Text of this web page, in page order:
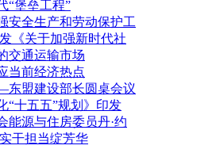
“堡垒工程”
安全生产和劳动保护工
《关于加强新时代社
交通运输市场
当前经济热点
东盟建设部长圆桌会议
“十五五”规划》印发
能源与住房委员丹·约
干担当绽芳华